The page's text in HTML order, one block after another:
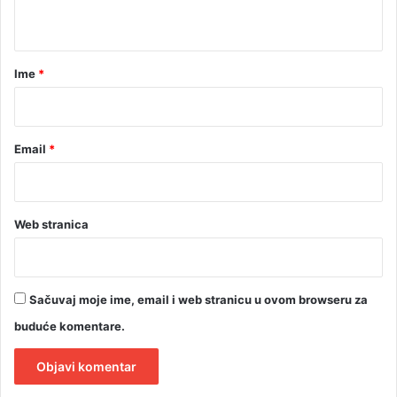
rIme *
Email *
Web stranica
Sačuvaj moje ime, email i web stranicu u ovom browseru za
buduće komentare.